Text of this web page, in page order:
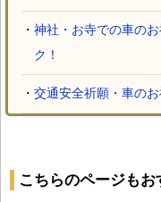
・ 神社・お寺での車の
ク！
・ 交通安全祈願・車の
こちらのページもお